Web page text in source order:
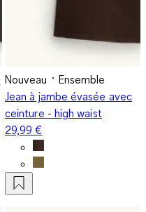
Nouveau
Ensemble
Jean à jambe évasée avec
ceinture - high waist
29,99 €